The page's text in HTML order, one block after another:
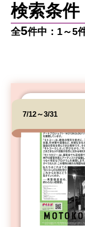
検索条
全5件中：1～5
7/12～3/31